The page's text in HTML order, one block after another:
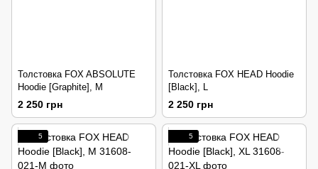
Толстовка FOX ABSOLUTE
Hoodie [Graphite], M
2 250 грн
Толстовка FOX HEAD Hoodie
[Black], L
2 250 грн
5 5